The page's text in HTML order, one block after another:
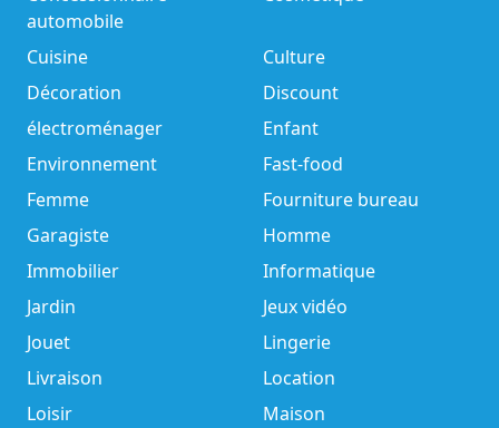
automobile
Cuisine
Culture
Décoration
Discount
électroménager
Enfant
Environnement
Fast-food
Femme
Fourniture bureau
Garagiste
Homme
Immobilier
Informatique
Jardin
Jeux vidéo
Jouet
Lingerie
Livraison
Location
Loisir
Maison